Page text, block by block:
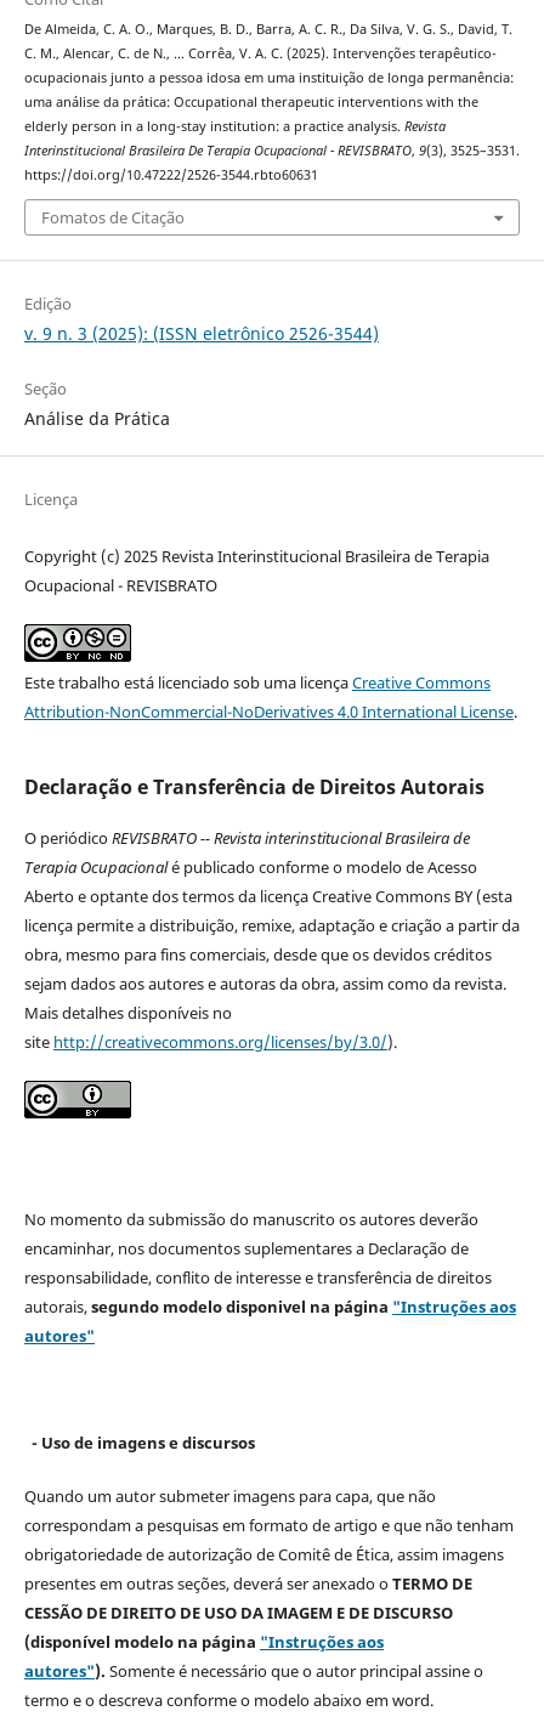
De Almeida, C. A. O., Marques, B. D., Barra, A. C. R., Da Silva, V. G. S., David, T.
C. M., Alencar, C. de N., … Corrêa, V. A. C. (2025). Intervenções terapêutico-
ocupacionais junto a pessoa idosa em uma instituição de longa permanência:
uma análise da prática: Occupational therapeutic interventions with the
elderly person in a long-stay institution: a practice analysis. Revista
Interinstitucional Brasileira De Terapia Ocupacional - REVISBRATO, 9(3), 3525–3531.
https://doi.org/10.47222/2526-3544.rbto60631
Fomatos de Citação
Edição
v. 9 n. 3 (2025): (ISSN eletrônico 2526-3544)
Seção
Análise da Prática
Licença
Copyright (c) 2025 Revista Interinstitucional Brasileira de Terapia
Ocupacional - REVISBRATO
Este trabalho está licenciado sob uma licençaCreative Commons
Attribution-NonCommercial-NoDerivatives 4.0 International License.
Declaração e Transferência de Direitos Autorais
O periódicoREVISBRATO -- Revista interinstitucional Brasileira de
Terapia Ocupacionalé publicado conforme o modelo de Acesso
Aberto e optante dos termos da licença Creative Commons BY (esta
licença permite a distribuição, remixe, adaptação e criação a partir da
obra, mesmo para fins comerciais, desde que os devidos créditos
sejam dados aos autores e autoras da obra, assim como da revista.
Mais detalhes disponíveis no
site http://creativecommons.org/licenses/by/3.0/).
No momento da submissão do manuscrito os autores deverão
encaminhar, nos documentos suplementares a Declaração de
responsabilidade, conflito de interesse e transferência de direitos
autorais,segundo modelodisponivel na página "Instruções aos
autores"
- Uso de imagens e discursos
Quando um autor submeter imagens para capa, que não
correspondam a pesquisas em formato de artigo e que não tenham
obrigatoriedade de autorização de Comitê de Ética, assim imagens
presentes em outras seções, deverá ser anexado oTERMO DE
CESSÃO DE DIREITO DE USO DA IMAGEM E DE DISCURSO
(disponível modelo na página "Instruções aos
autores"). Somente é necessário que o autor principal assine o
termo e o descrevaconforme o modelo abaixo em word.